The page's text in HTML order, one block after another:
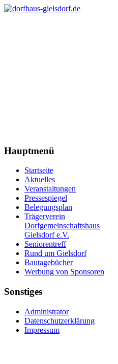
Hauptmenü
Startseite
Aktuelles
Veranstaltungen
Pressespiegel
Belegungsplan
Trägerverein
Dorfgemeinschaftshaus
Gielsdorf e.V.
Seniorentreff
Rund um Gielsdorf
Bautagebücher
Werbung von Sponsoren
Sonstiges
Administrator
Datenschutzerklärung
Impressum